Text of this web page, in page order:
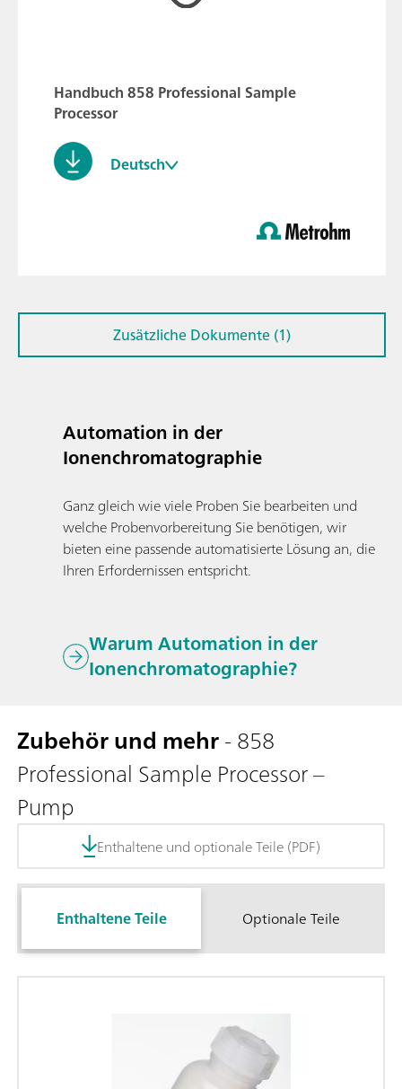
Handbuch 858 Professional Sample
Processor
Deutsch
Automation in der
Ionenchromatographie
Ganz gleich wie viele Proben Sie bearbeiten und
welche Probenvorbereitung Sie benötigen, wir
bieten eine passende automatisierte Lösung an, die
Ihren Erfordernissen entspricht.
Warum Automation in der
Ionenchromatographie?
Zusätzliche Dokumente (1)
Zubehör und mehr- 858
Professional Sample Processor –
Pump
Enthaltene und optionale Teile (PDF)
Enthaltene Teile Optionale Teile